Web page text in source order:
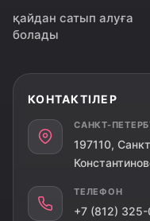
қайдан сатып алуға
болады
КОНТАКТІЛЕР
САНКТ-
197110,
ТЕЛЕФОН
+7 (812)